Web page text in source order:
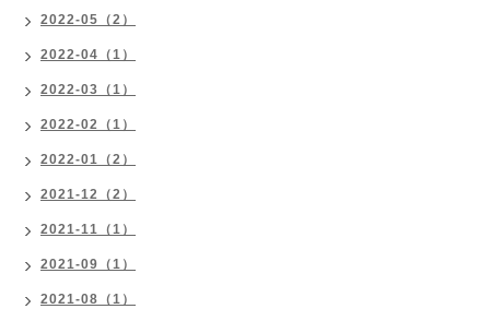
2022-05（2）
2022-04（1）
2022-03（1）
2022-02（1）
2022-01（2）
2021-12（2）
2021-11（1）
2021-09（1）
2021-08（1）